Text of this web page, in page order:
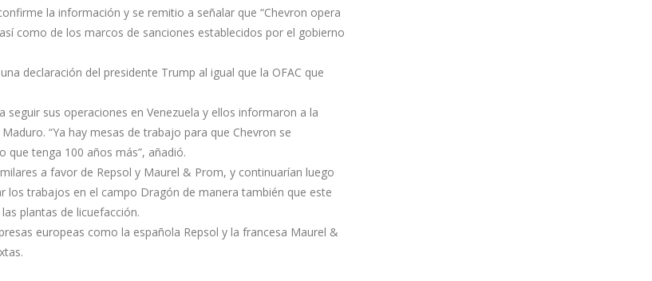
la información y se remitio a señalar que “Chevron opera
como de los marcos de sanciones establecidos por el gobierno
declaración del presidente Trump al igual que la OFAC que
sus operaciones en Venezuela y ellos informaron a la
“Ya hay mesas de trabajo para que Chevron se
que tenga 100 años más”, añadió.
a favor de Repsol y Maurel & Prom, y continuarían luego
los trabajos en el campo Dragón de manera también que este
plantas de licuefacción.
europeas como la española Repsol y la francesa Maurel &